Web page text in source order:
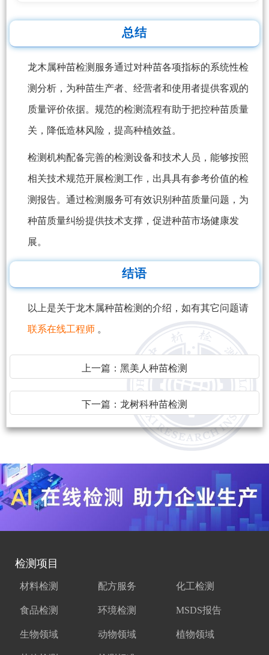
总结
龙木属种苗检测服务通过对种苗各项指标的系统性检
测分析，为种苗生产者、经营者和使用者提供客观的
质量评价依据。规范的检测流程有助于把控种苗质量
关，降低造林风险，提高种植效益。
检测机构配备完善的检测设备和技术人员，能够按照
相关技术规范开展检测工作，出具具有参考价值的检
测报告。通过检测服务可有效识别种苗质量问题，为
种苗质量纠纷提供技术支撑，促进种苗市场健康发
展。
结语
以上是关于龙木属种苗检测的介绍，如有其它问题请
联系在线工程师 。
上一篇： 黑美人种苗检测
下一篇： 龙树科种苗检测
检测项目
材料检测 配方服务 化工检测
食品检测 环境检测 MSDS报告
生物领域 动物领域 植物领域